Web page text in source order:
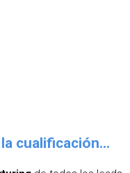
cualificación...